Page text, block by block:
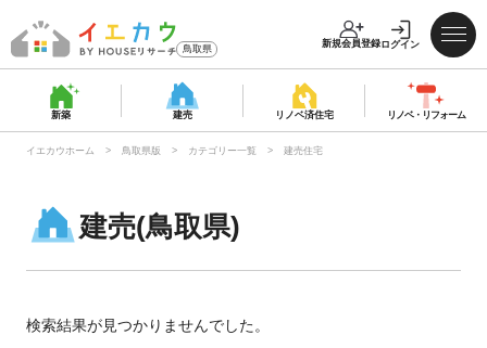
鳥取県 新規会員登録ログイン
新築 建売 リノベ済住宅 リノベ・ リフォーム
イエカウホーム 鳥取県版 カテゴリー一覧 建売住宅
建売(鳥取県)
検索結果が見つかりませんでした。